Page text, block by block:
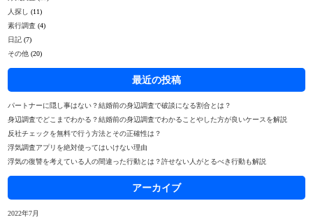
人探し
(11)
素行調査 (4)
日記 (7)
その他 (20)
最近の投稿
パートナーに隠し事はない？結婚前の身辺調査で破談になる割合とは？
身辺調査でどこまでわかる？結婚前の身辺調査でわかることやした方が良いケースを解説
反社チェックを無料で行う方法とその正確性は？
浮気調査アプリを絶対使ってはいけない理由
浮気の復讐を考えている人の間違った行動とは？許せない人がとるべき行動も解説
アーカイブ
2022年7月